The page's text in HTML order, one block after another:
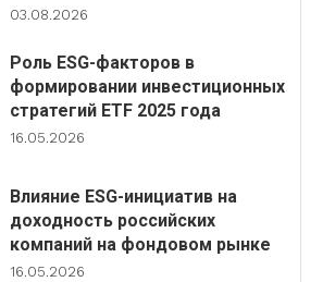
03.08.2026
Роль ESG-факторов в
формировании инвестиционных
стратегий ETF 2025 года
16.05.2026
Влияние ESG-инициатив на
доходность российских
компаний на фондовом рынке
16.05.2026